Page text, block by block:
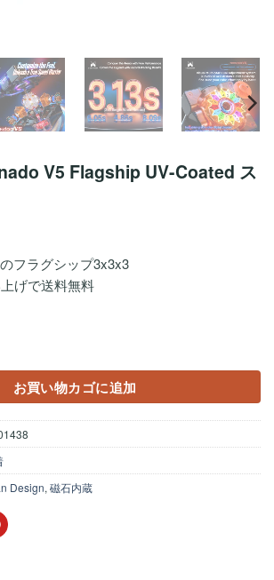
V5 Flagship UV-Coated ス
フラグシップ3x3x3
げで送料無料
お買い物カゴに追加
Design, 磁石内蔵